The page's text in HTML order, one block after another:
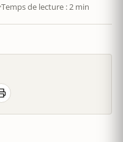
Temps de lecture : 2 min